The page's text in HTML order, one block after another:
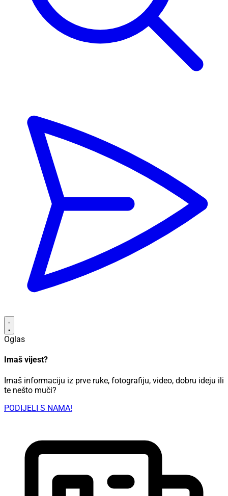
Oglas
Imaš vijest?
Imaš informaciju iz prve ruke, fotografiju, video, dobru ideju ili
te nešto muči?
PODIJELI S NAMA!